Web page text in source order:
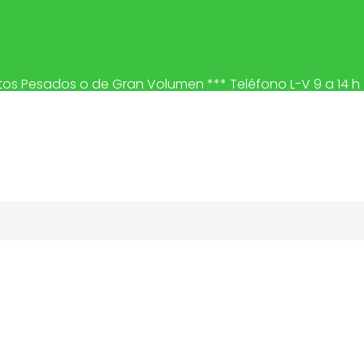
Pesados o de Gran Volumen *** Teléfono L-V 9 a 14 h